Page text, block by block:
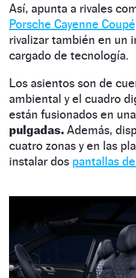
Así, apunta a rivales
Porsche Cayenne
rivalizar también en un
cargado de tecnología.
Los asientos son de
ambiental y el cuadro
están fusionados en una
pulgadas. Además,
cuatro zonas y en las
instalar dos pantallas